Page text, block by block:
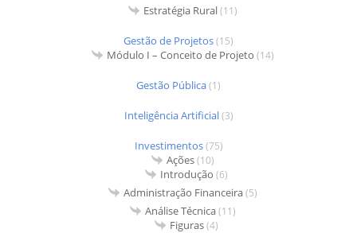
Estratégia Rural(11)
Gestão de Projetos(15)
Módulo I – Conceito de Projeto (14)
Gestão Pública(1)
Inteligência Artificial(3)
Investimentos(75)
Ações(10)
Introdução (6)
Administração Financeira(5)
Análise Técnica(11)
Figuras(4)